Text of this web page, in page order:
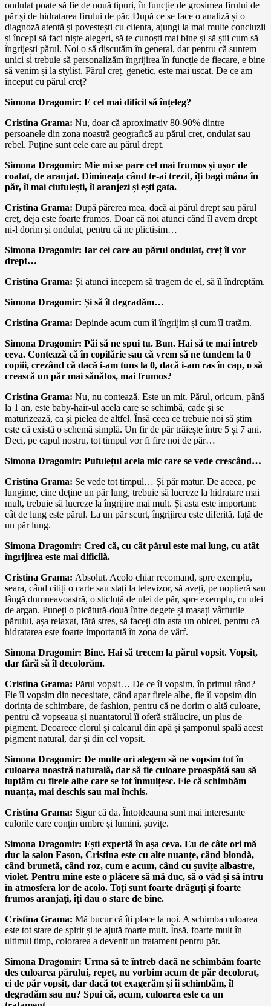
ondulat poate să fie de nouă tipuri, în funcție de grosimea firului de
păr și de hidratarea firului de păr. După ce se face o analiză și o
diagnoză atentă și povestești cu clienta, ajungi la mai multe concluzii
și începi să faci niște alegeri, să te cunoști mai bine și să știi cum să
îngrijești părul. Noi o să discutăm în general, dar pentru că suntem
unici și trebuie să personalizăm îngrijirea în funcție de fiecare, e bine
să venim și la stylist. Părul creț, genetic, este mai uscat. De ce am
început cu părul creț?
Simona Dragomir: E cel mai dificil să înțeleg?
Cristina Grama: Nu, doar că aproximativ 80-90% dintre
persoanele din zona noastră geografică au părul creț, ondulat sau
rebel. Puține sunt cele care au părul drept.
Simona Dragomir: Mie mi se pare cel mai frumos și ușor de
coafat, de aranjat. Dimineața când te-ai trezit, îți bagi mâna în
păr, îl mai ciufulești, îl aranjezi și ești gata.
Cristina Grama: După părerea mea, dacă ai părul drept sau părul
creț, deja este foarte frumos. Doar că noi atunci când îl avem drept
ni-l dorim și ondulat, pentru că ne plictisim…
Simona Dragomir: Iar cei care au părul ondulat, creț îl vor
drept…
Cristina Grama: Și atunci începem să tragem de el, să îl îndreptăm.
Simona Dragomir: Și să îl degradăm…
Cristina Grama: Depinde acum cum îl îngrijim și cum îl tratăm.
Simona Dragomir: Păi să ne spui tu. Bun. Hai să te mai întreb
ceva. Contează că în copilărie sau că vrem să ne tundem la 0
copiii, crezând că dacă i-am tuns la 0, dacă i-am ras în cap, o să
crească un păr mai sănătos, mai frumos?
Cristina Grama: Nu, nu contează. Este un mit. Părul, oricum, până
la 1 an, este baby-hair-ul acela care se schimbă, cade și se
maturizează, ca și pielea de altfel. Însă ceea ce trebuie noi să știm
este că există o schemă simplă. Un fir de păr trăiește între 5 și 7 ani.
Deci, pe capul nostru, tot timpul vor fi fire noi de păr…
Simona Dragomir: Pufulețul acela mic care se vede crescând…
Cristina Grama: Se vede tot timpul… Și păr matur. De aceea, pe
lungime, cine deține un păr lung, trebuie să lucreze la hidratare mai
mult, trebuie să lucreze la îngrijire mai mult. Și asta este important:
cât de lung este părul. La un păr scurt, îngrijirea este diferită, față de
un păr lung.
Simona Dragomir: Cred că, cu cât părul este mai lung, cu atât
îngrijirea este mai dificilă.
Cristina Grama: Absolut. Acolo chiar recomand, spre exemplu,
seara, când citiți o carte sau stați la televizor, să aveți, pe noptieră sau
lângă dumneavoastră, o sticluță de ulei de păr, spre exemplu, cu ulei
de argan. Puneți o picătură-două între degete și masați vârfurile
părului, așa relaxat, fără stres, să faceți din asta un obicei, pentru că
hidratarea este foarte importantă în zona de vârf.
Simona Dragomir: Bine. Hai să trecem la părul vopsit. Vopsit,
dar fără să îl decolorăm.
Cristina Grama: Părul vopsit… De ce îl vopsim, în primul rând?
Fie îl vopsim din necesitate, când apar firele albe, fie îl vopsim din
dorința de schimbare, de fashion, pentru că ne dorim o altă culoare,
pentru că vopseaua și nuanțatorul îi oferă strălucire, un plus de
pigment. Deoarece clorul și calcarul din apă și șamponul spală acest
pigment natural, dar și din cel vopsit.
Simona Dragomir: De multe ori alegem să ne vopsim tot în
culoarea noastră naturală, dar să fie culoare proaspătă sau să
luptăm cu firele albe care se tot înmulțesc. Fie că schimbăm
nuanța, mai deschis sau mai închis.
Cristina Grama: Sigur că da. Întotdeauna sunt mai interesante
culorile care conțin umbre și lumini, șuvițe.
Simona Dragomir: Ești expertă în așa ceva. Eu de câte ori mă
duc la salon Fason, Cristina este cu alte nuanțe, când blondă,
când brunetă, când roz, cum e acum, când cu șuvițe albastre,
violet. Pentru mine este o plăcere să mă duc, să o văd și să intru
în atmosfera lor de acolo. Toți sunt foarte drăguți și foarte
frumos aranjați, îți dau o stare de bine.
Cristina Grama: Mă bucur că îți place la noi. A schimba culoarea
este tot stare de spirit și te ajută foarte mult. Însă, foarte mult în
ultimul timp, colorarea a devenit un tratament pentru păr.
Simona Dragomir: Urma să te întreb dacă ne schimbăm foarte
des culoarea părului, repet, nu vorbim acum de păr decolorat,
ci de păr vopsit, dar dacă tot exagerăm și îi schimbăm, îl
degradăm sau nu? Spui că, acum, culoarea este ca un